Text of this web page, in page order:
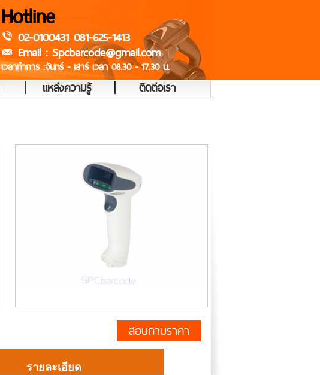
Hotline
02-0100431 081-625-1413
Email : Spcbarcode@gmail.com
เวลาทำการ :จันทร์ - เสาร์ เวลา 08.30 - 17.30 น.
| แหล่งความรู้ | ติดต่อเรา
สอบถามราคา
รายละเอียด